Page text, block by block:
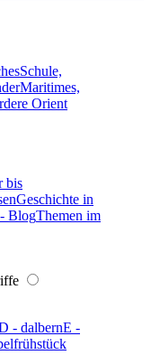
Schule,
Maritimes,
Orient
bis
Geschichte in
BlogThemen im
- dalbernE -